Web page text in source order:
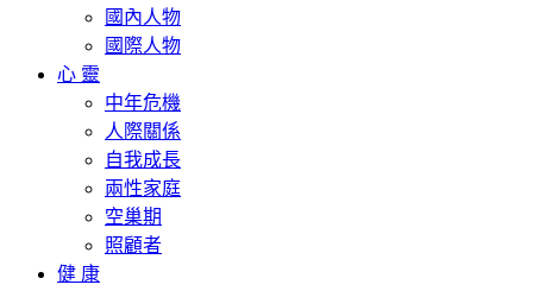
國內人物
國際人物
心 靈
中年危機
人際關係
自我成長
兩性家庭
空巢期
照顧者
健 康